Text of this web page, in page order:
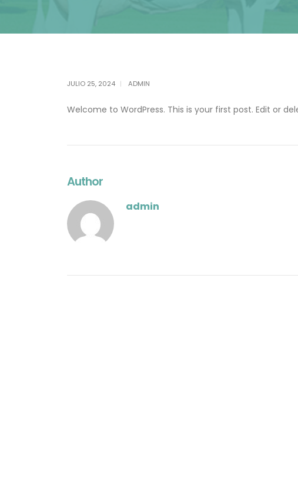
JULIO 25, 2024 ADMIN
Welcome to WordPress. This is your first post. Edit or
Author
admin